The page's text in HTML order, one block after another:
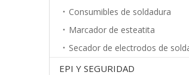
Consumibles de soldadura
Marcador de esteatita
EPI Y SEGURIDAD